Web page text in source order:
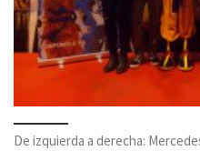
De izquierda a derecha: